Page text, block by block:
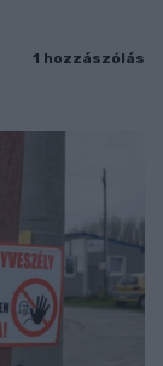
1 hozzászólás